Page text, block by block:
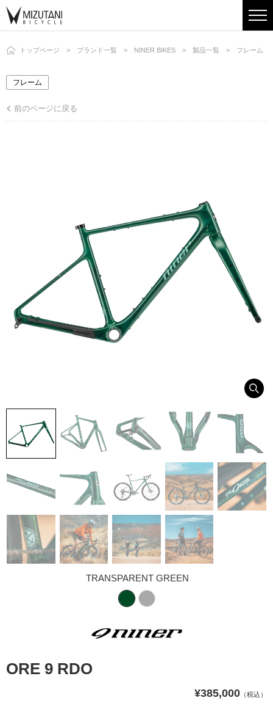
トップページ ブランド一覧 NINER BIKES 製品一覧 フレーム
フレーム
前のページに戻る
ORE 9 RDO
¥385,000 （税込）
TRANSPARENT GREEN